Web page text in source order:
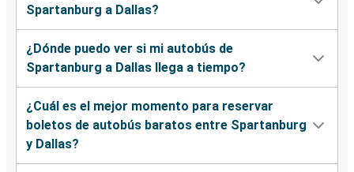
Spartanburg a Dallas?
¿Dónde puedo ver si mi autobús de
Spartanburg a Dallas llega a tiempo?
¿Cuál es el mejor momento para reservar
boletos de autobús baratos entre Spartanburg
y Dallas?